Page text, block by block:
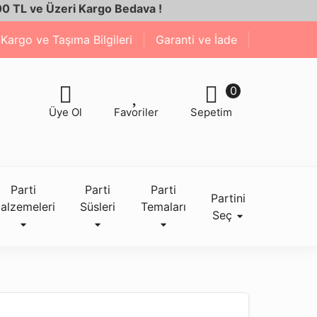
Kargo Bedava !
Kargo ve Taşıma Bilgileri Garanti ve İade
Sepetim
0
Favoriler
Üye Ol
Parti
Parti
Süsleri
Parti
Temaları
Partini
Seç